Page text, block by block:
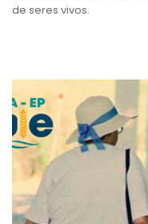
de seres vivos.